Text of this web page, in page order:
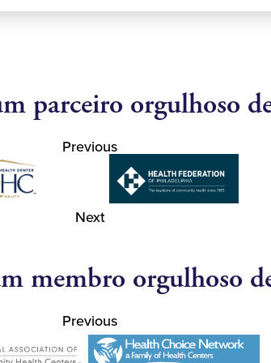
parceiro orgulhoso
Previous
Next
membro orgulhoso
Previous